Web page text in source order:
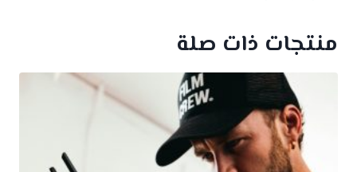
منتجات ذات صلة